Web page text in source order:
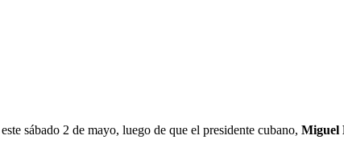
sábado 2 de mayo, luego de que el presidente cubano, Miguel